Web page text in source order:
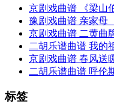
京剧戏曲谱 《梁山
豫剧戏曲谱 亲家母
京剧戏曲谱 二黄曲
二胡乐谱曲谱 我的
京剧戏曲谱 春风送
二胡乐谱曲谱 呼伦
标签